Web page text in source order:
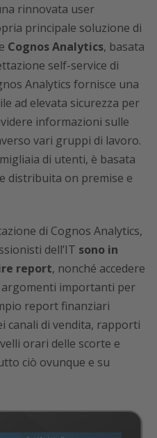
rinnovata user
principale soluzione di
Cognos Analytics, basata
self-service di
Analytics fornisce una
ad elevata sicurezza per
informazioni sulle
vari gruppi di lavoro.
di utenti, è basata
distribuita on premise e
di Cognos Analytics,
dell’IT sono in
report, nonché accedere
argomenti importanti per
report finanziari
canali di vendita, rapporti
orari delle scorte e
ciò ovunque e su